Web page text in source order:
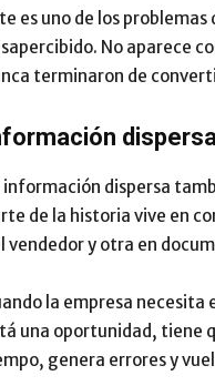
es uno de los
No aparece
terminaron de
información dispersa
de la historia vive en
vendedor y otra en
la empresa necesita
una oportunidad, tiene
genera errores y